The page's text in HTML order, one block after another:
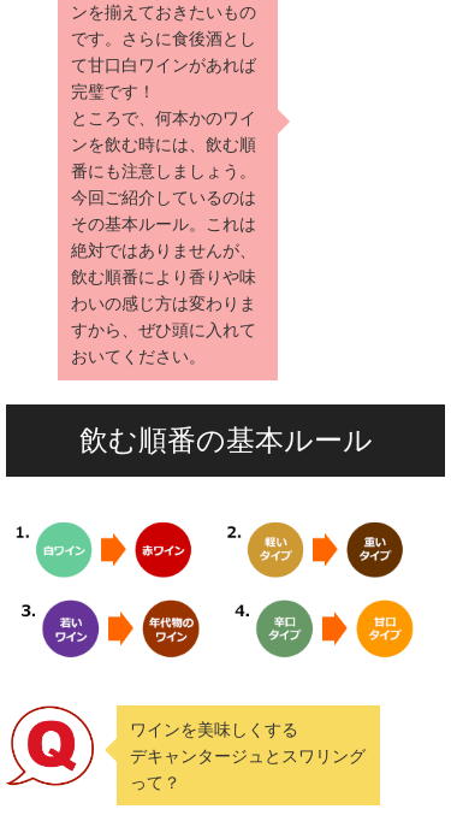
ンを揃えておきたいもの
です。さらに食後酒とし
て甘口白ワインがあれば
完璧です！
ところで、何本かのワイ
ンを飲む時には、飲む順
番にも注意しましょう。
今回ご紹介しているのは
その基本ルール。これは
絶対ではありませんが、
飲む順番により香りや味
わいの感じ方は変わりま
すから、ぜひ頭に入れて
おいてください。
飲む順番の基本ルール
ワインを美味しくする
デキャンタージュとスワリング
って？